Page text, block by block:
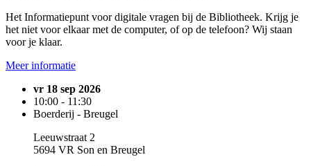
Het Informatiepunt voor digitale vragen bij de Bibliotheek. Krijg je
het niet voor elkaar met de computer, of op de telefoon? Wij staan
voor je klaar.
Meer informatie
vr 18 sep 2026
10:00 - 11:30
Boerderij - Breugel
Leeuwstraat 2
5694 VR Son en Breugel